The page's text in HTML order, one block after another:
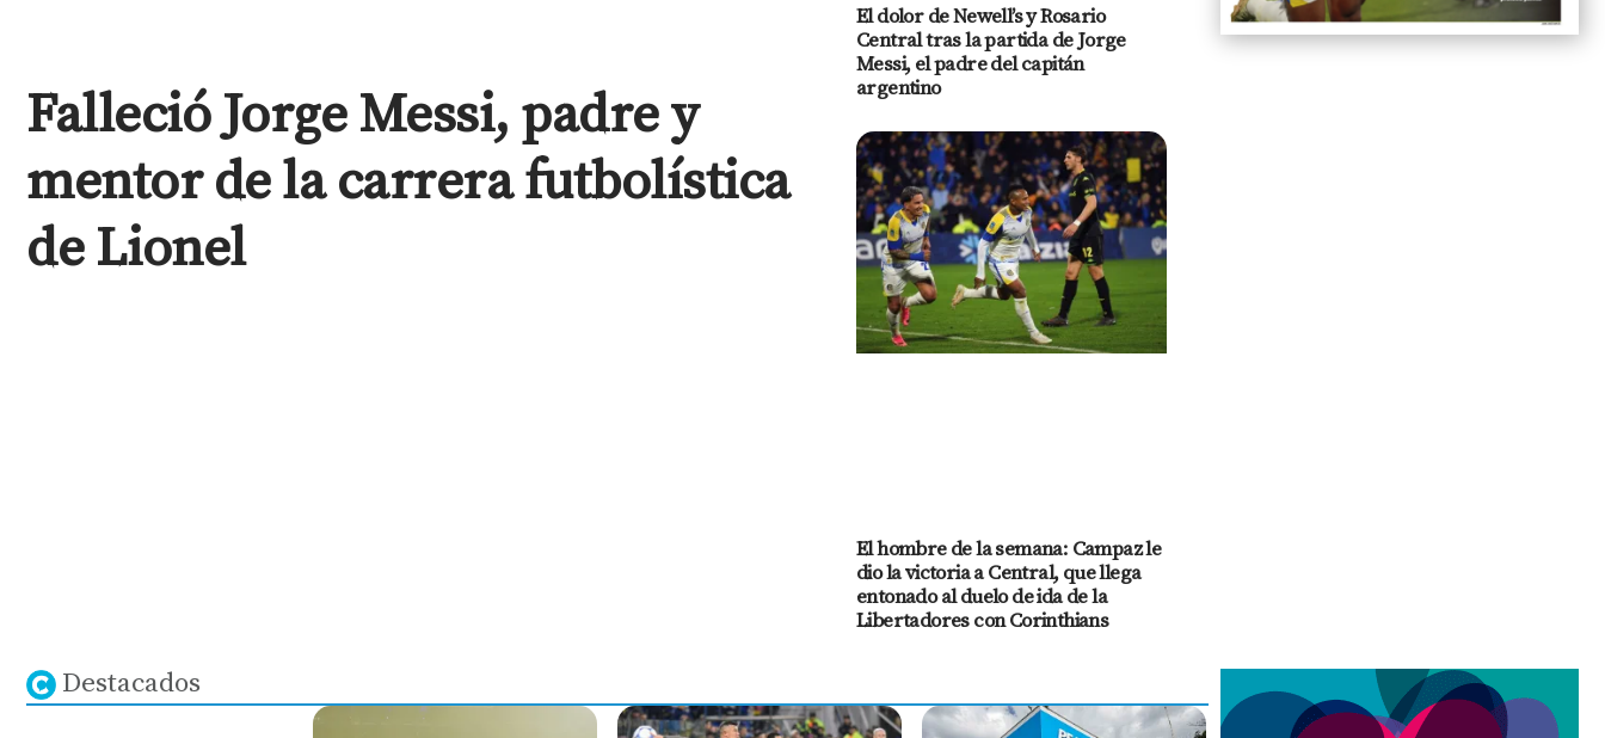
Falleció Jorge Messi, padre y
mentor de la carrera futbolística
de Lionel
El dolor de Newell’s y Rosario
Central tras la partida de Jorge
Messi, el padre del capitán
argentino
El hombre de la semana: Campaz le
dio la victoria a Central, que llega
entonado al duelo de ida de la
Libertadores con Corinthians
Destacados